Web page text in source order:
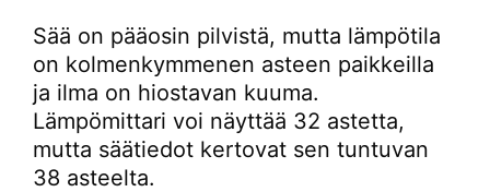
Sää on pääosin pilvistä, mutta lämpötila
on kolmenkymmenen asteen paikkeilla
ja ilma on hiostavan kuuma.
Lämpömittari voi näyttää 32 astetta,
mutta säätiedot kertovat sen tuntuvan
38 asteelta.